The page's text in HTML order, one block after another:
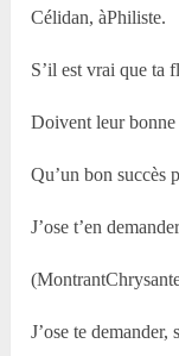
Célidan, àPhiliste.
S’il est vrai que ta
Doivent leur bonne
Qu’un bon succès
J’ose t’en
J’ose te demander,